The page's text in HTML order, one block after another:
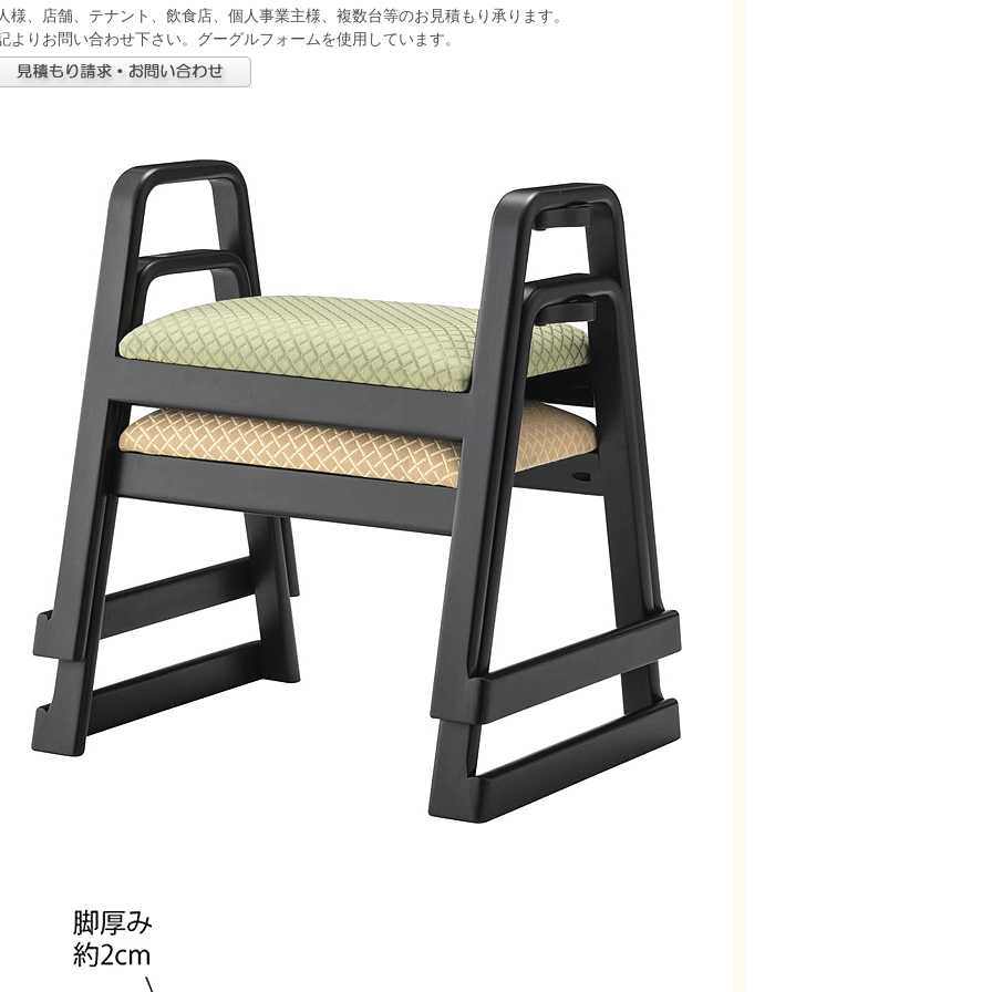
様、店舗、テナント、飲食店、個人事業主様、複数台等のお見積もり承ります。
よりお問い合わせ下さい。グーグルフォームを使用しています。